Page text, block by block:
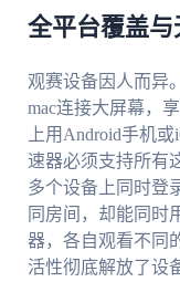
全平台覆盖与
观赛设备因人而异
mac连接大屏幕，
上用Android手机
速器必须支持所有
多个设备上同时登
同房间，却能同时
器，各自观看不同
活性彻底解放了设